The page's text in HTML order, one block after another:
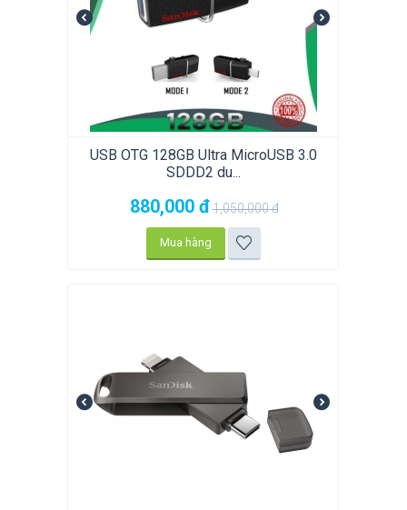
USB OTG 128GB Ultra MicroUSB 3.0
SDDD2 du...
880,000 đ1,050,000đ
Mua hàng